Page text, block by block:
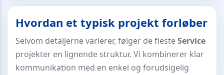
Hvordan et typisk projekt forløber
Selvom detaljerne varierer, følger de flesteService
projekter en lignende struktur. Vi kombinerer klar
kommunikation med en enkel og forudsigelig